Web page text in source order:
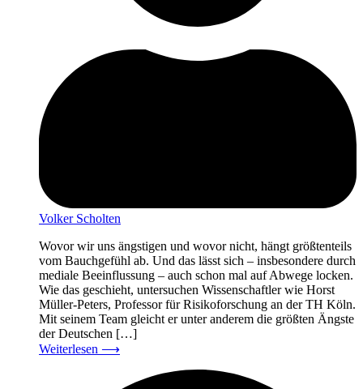
Volker Scholten
Wovor wir uns ängstigen und wovor nicht, hängt größtenteils
vom Bauchgefühl ab. Und das lässt sich – insbesondere durch
mediale Beeinflussung – auch schon mal auf Abwege locken.
Wie das geschieht, untersuchen Wissenschaftler wie Horst
Müller-Peters, Professor für Risikoforschung an der TH Köln.
Mit seinem Team gleicht er unter anderem die größten Ängste
der Deutschen […]
Weiterlesen ⟶